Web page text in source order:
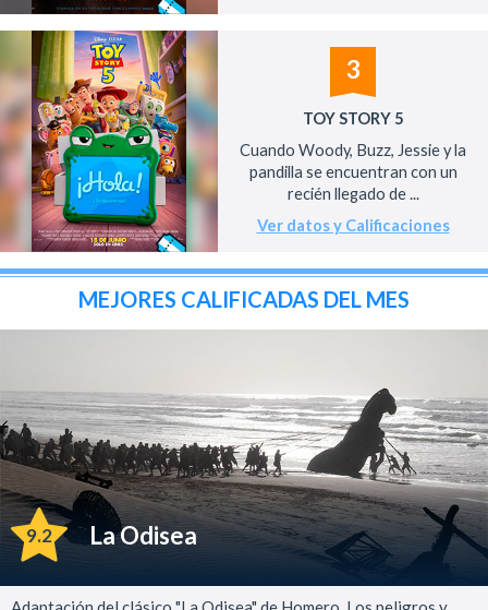
3
TOY STORY 5
Cuando Woody, Buzz, Jessie y la
pandilla se encuentran con un
recién llegado de ...
Ver datos y Calificaciones
MEJORES CALIFICADAS DEL MES
9.2 La Odisea